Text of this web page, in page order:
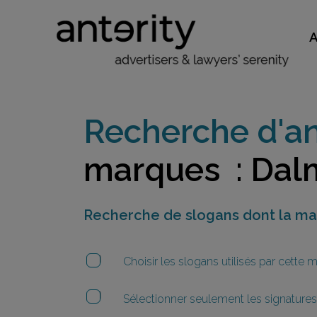
Recherche
marques :
Recherche de slogans dont la
Choisir les slogans utilisés par cette
Sélectionner seulement les